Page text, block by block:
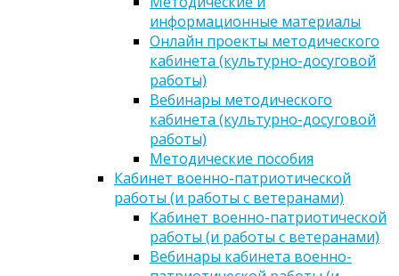
информационные материалы
Онлайн проекты методического
кабинета (культурно-досуговой
работы)
Вебинары методического
кабинета (культурно-досуговой
работы)
Методические пособия
Кабинет военно-патриотической
работы (и работы с ветеранами)
Кабинет военно-патриотической
работы (и работы с ветеранами)
Вебинары кабинета военно-